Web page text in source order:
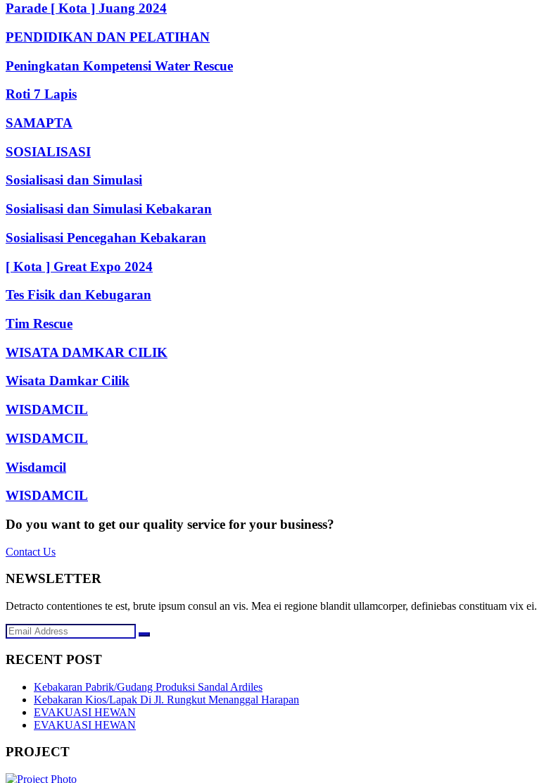
Parade [ Kota ] Juang 2024
PENDIDIKAN DAN PELATIHAN
Peningkatan Kompetensi Water Rescue
Roti 7 Lapis
SAMAPTA
SOSIALISASI
Sosialisasi dan Simulasi
Sosialisasi dan Simulasi Kebakaran
Sosialisasi Pencegahan Kebakaran
[ Kota ] Great Expo 2024
Tes Fisik dan Kebugaran
Tim Rescue
WISATA DAMKAR CILIK
Wisata Damkar Cilik
WISDAMCIL
WISDAMCIL
Wisdamcil
WISDAMCIL
Do you want to get our quality service for your business?
Contact Us
NEWSLETTER
Detracto contentiones te est, brute ipsum consul an vis. Mea ei regione blandit ullamcorper, definiebas constituam vix ei.
RECENT POST
Kebakaran Pabrik/Gudang Produksi Sandal Ardiles
Kebakaran Kios/Lapak Di Jl. Rungkut Menanggal Harapan
EVAKUASI HEWAN
EVAKUASI HEWAN
PROJECT